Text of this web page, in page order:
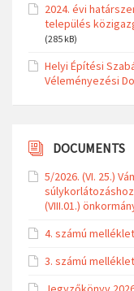
2024. évi
település
(285 kB)
Helyi Építési
Véleményezési
DOCUMENTS
5/2026. (VI. 25.)
(VIII.01.)
4. számú
3. számú